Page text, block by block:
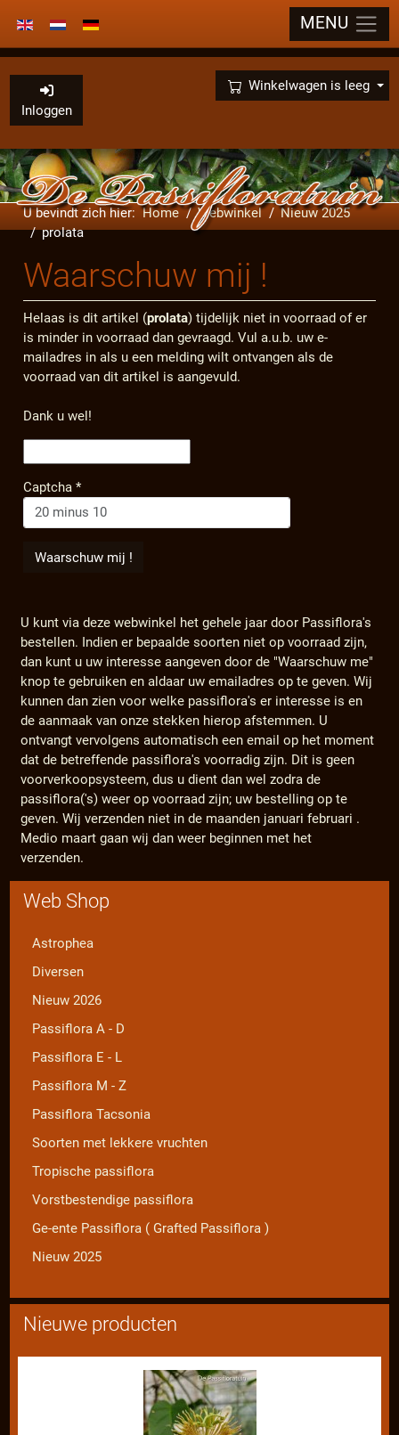
Inloggen
Winkelwagen is leeg
×
Selecteer de taal MENU
U bevindt zich hier:Home Webwinkel
Nieuw 2025
prolata
Waarschuw mij !
Helaas is dit artikel (prolata) tijdelijk niet in voorraad of er
is minder in voorraad dan gevraagd. Vul a.u.b. uw e-
mailadres in als u een melding wilt ontvangen als de
voorraad van dit artikel is aangevuld.
Dank u wel!
Captcha*
U kunt via deze webwinkel het gehele jaar door Passiflora's
bestellen. Indien er bepaalde soorten niet op voorraad zijn,
dan kunt u uw interesse aangeven door de "Waarschuw me"
knop te gebruiken en aldaar uw emailadres op te geven. Wij
kunnen dan zien voor welke passiflora's er interesse is en
de aanmaak van onze stekken hierop afstemmen. U
ontvangt vervolgens automatisch een email op het moment
dat de betreffende passiflora's voorradig zijn. Dit is geen
voorverkoopsysteem, dus u dient dan wel zodra de
passiflora('s) weer op voorraad zijn; uw bestelling op te
geven. Wij verzenden niet in de maanden januari februari .
Medio maart gaan wij dan weer beginnen met het
verzenden.
Web Shop
Astrophea
Diversen
Nieuw 2026
Passiflora A - D
Passiflora E - L
Passiflora M - Z
Passiflora Tacsonia
Soorten met lekkere vruchten
Tropische passiflora
Vorstbestendige passiflora
Ge-ente Passiflora ( Grafted Passiflora )
Nieuw 2025
Nieuwe producten